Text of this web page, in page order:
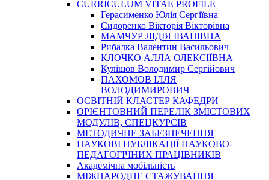
CURRICULUM VITAE PROFILE
Герасименко Юлія Сергіївна
Сидоренко Вікторія Вікторівна
МАМЧУР ЛІДІЯ ІВАНІВНА
Рибалка Валентин Васильович
КЛОЧКО АЛЛА ОЛЕКСІЇВНА
Кулішов Володимир Сергійович
ПАХОМОВ ІЛЛЯ
ВОЛОДИМИРОВИЧ
ОСВІТНІЙ КЛАСТЕР КАФЕДРИ
ОРІЄНТОВНИЙ ПЕРЕЛІК ЗМІСТОВИХ
МОДУЛІВ, СПЕЦКУРСІВ
МЕТОДИЧНЕ ЗАБЕЗПЕЧЕННЯ
НАУКОВІ ПУБЛІКАЦІЇ НАУКОВО-
ПЕДАГОГІЧНИХ ПРАЦІВНИКІВ
Академічна мобільність
МІЖНАРОДНЕ СТАЖУВАННЯ